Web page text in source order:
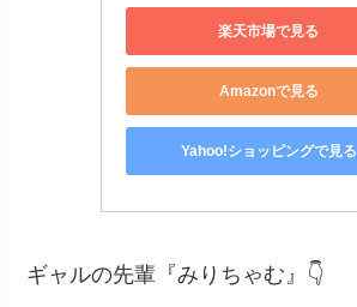
楽天市場で見る
Amazonで見る
Yahoo!ショッピングで見る
ギャルの先輩『みりちゃむ』👇